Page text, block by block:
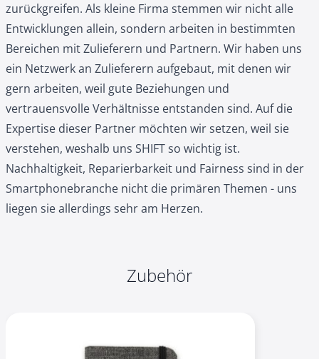
zurückgreifen. Als kleine Firma stemmen wir nicht alle
Entwicklungen allein, sondern arbeiten in bestimmten
Bereichen mit Zulieferern und Partnern. Wir haben uns
ein Netzwerk an Zulieferern aufgebaut, mit denen wir
gern arbeiten, weil gute Beziehungen und
vertrauensvolle Verhältnisse entstanden sind. Auf die
Expertise dieser Partner möchten wir setzen, weil sie
verstehen, weshalb uns SHIFT so wichtig ist.
Nachhaltigkeit, Reparierbarkeit und Fairness sind in der
Smartphonebranche nicht die primären Themen - uns
liegen sie allerdings sehr am Herzen.
Zubehör